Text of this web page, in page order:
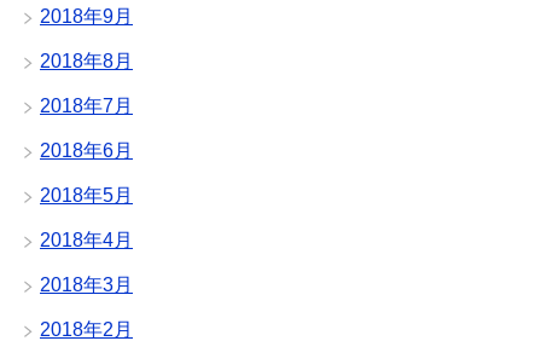
2018年9月
2018年8月
2018年7月
2018年6月
2018年5月
2018年4月
2018年3月
2018年2月